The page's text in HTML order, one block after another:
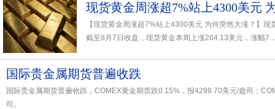
现货黄金周涨超7%站上4300美元
【现货黄金周涨超7%站上4300美元 为何突然大涨？】
截至8月7日收盘，现货黄金本周上涨264.13美元，涨幅
国际贵金属期货普遍收跌
国际贵金属期货普遍收跌，COMEX黄金期货跌0.15%，报4298.70美元/盎司；
司。